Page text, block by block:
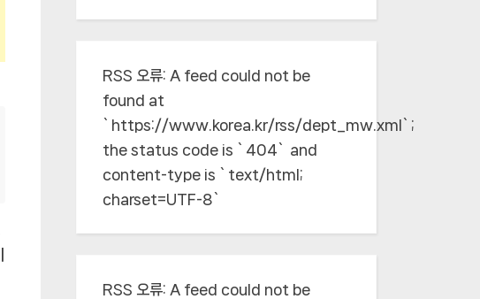
RSS 오류: A feed could not be
found at
`https://www.korea.kr/rss/dept_mw.xml`;
the status code is `404` and
content-type is `text/html;
charset=UTF-8`
RSS 오류: A feed could not be